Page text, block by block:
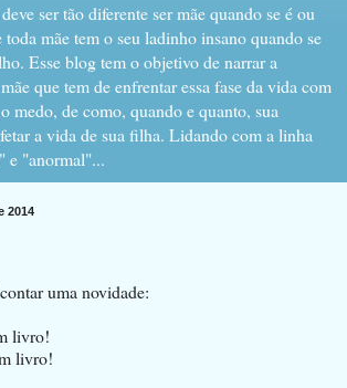
ser tão diferente ser mãe quando se é ou
mãe tem o seu ladinho insano quando se
Esse blog tem o objetivo de narrar a
que tem de enfrentar essa fase da vida com
medo, de como, quando e quanto, sua
a vida de sua filha. Lidando com a linha
e "anormal"...
2014
uma novidade:
livro!
livro!